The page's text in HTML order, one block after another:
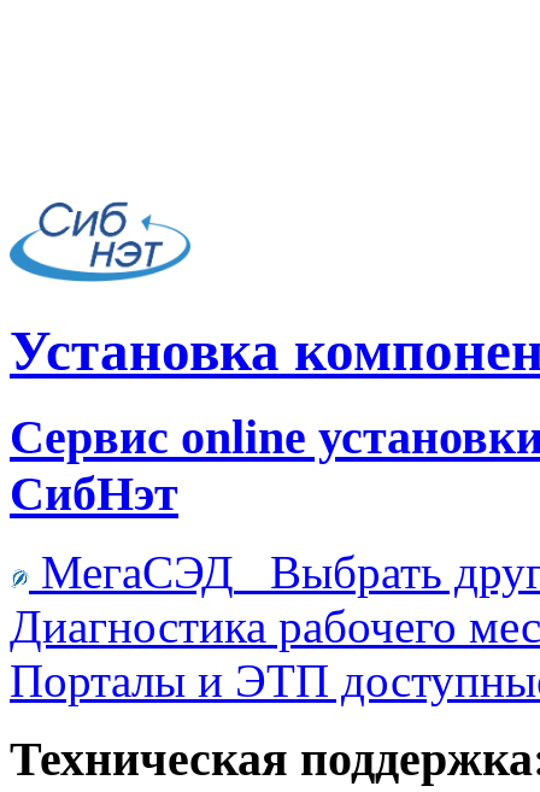
Установка
Сервис online
СибНэт
МегаСЭД
Выбрать
Диагностика рабочего
Порталы и ЭТП
Техническая